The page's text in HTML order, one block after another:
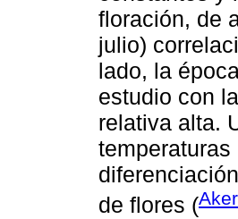
floración, de
julio)
lado, la
estudio con
relativa alta.
de flores (